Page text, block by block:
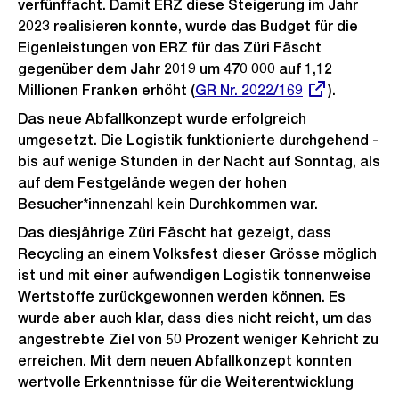
verfünffacht. Damit ERZ diese Steigerung im Jahr
2023 realisieren konnte, wurde das Budget für die
Eigenleistungen von ERZ für das Züri Fäscht
gegenüber dem Jahr 2019 um 470 000 auf 1,12
Millionen Franken erhöht (Externer
Link:
GR Nr. 2022/169
).
Das neue Abfallkonzept wurde erfolgreich
umgesetzt. Die Logistik funktionierte durchgehend -
bis auf wenige Stunden in der Nacht auf Sonntag, als
auf dem Festgelände wegen der hohen
Besucher*innenzahl kein Durchkommen war.
Das diesjährige Züri Fäscht hat gezeigt, dass
Recycling an einem Volksfest dieser Grösse möglich
ist und mit einer aufwendigen Logistik tonnenweise
Wertstoffe zurückgewonnen werden können. Es
wurde aber auch klar, dass dies nicht reicht, um das
angestrebte Ziel von 50 Prozent weniger Kehricht zu
erreichen. Mit dem neuen Abfallkonzept konnten
wertvolle Erkenntnisse für die Weiterentwicklung